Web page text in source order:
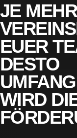
JE MEHR
EUER
DESTO
WIRD